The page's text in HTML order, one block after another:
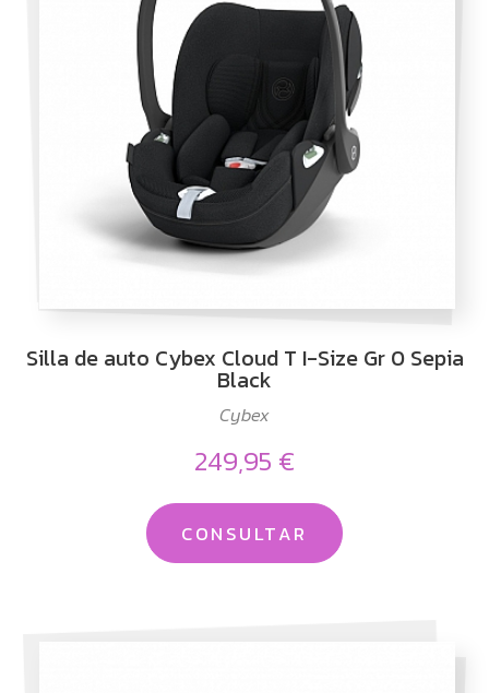
Silla de auto Cybex Cloud T I-Size Gr 0 Sepia
Black
Cybex
249,95 €
CONSULTAR